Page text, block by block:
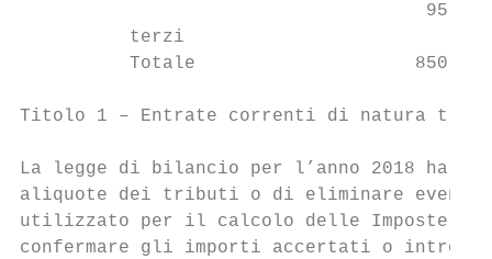
          terzi
Totale
Titolo 1 – Entrate correnti di natura
La legge di bilancio per l’anno 2018 ha
aliquote dei tributi o di eliminare
utilizzato per il calcolo delle Imposte e
confermare gli importi accertati o